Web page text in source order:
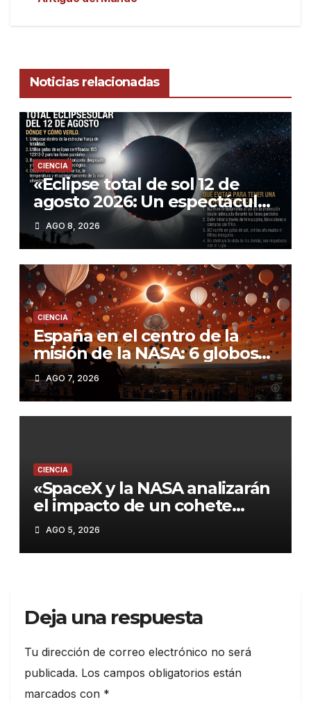
Noticias relacionadas
CIENCIA
«Eclipse total de sol 12 de
agosto 2026: Un espectáculo
único con alineación
planetaria y Perseidas»
AGO 8, 2026
CIENCIA
España en el centro de la
misión de la NASA: 6 globos
científicos y un avión para
estudiar el eclipse del 12 de
agosto
AGO 7, 2026
CIENCIA
«SpaceX y la NASA analizarán
el impacto de un cohete
contra la Luna este
miércoles»
AGO 5, 2026
Deja una respuesta
Tu dirección de correo electrónico no será
publicada. Los campos obligatorios están
marcados con *